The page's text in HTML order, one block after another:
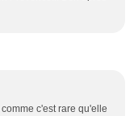
c'est rare qu'elle